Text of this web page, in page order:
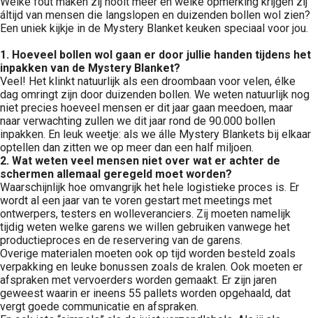
áltijd van mensen die langslopen en duizenden bollen wol zien?
Een uniek kijkje in de Mystery Blanket keuken speciaal voor jou.
1. Hoeveel bollen wol gaan er door jullie handen tijdens het
inpakken van de Mystery Blanket?
Veel! Het klinkt natuurlijk als een droombaan voor velen, élke
dag omringt zijn door duizenden bollen. We weten natuurlijk nog
niet precies hoeveel mensen er dit jaar gaan meedoen, maar
naar verwachting zullen we dit jaar rond de 90.000 bollen
inpakken. En leuk weetje: als we álle Mystery Blankets bij elkaar
optellen dan zitten we op meer dan een half miljoen.
2. Wat weten veel mensen niet over wat er achter de
schermen allemaal geregeld moet worden?
Waarschijnlijk hoe omvangrijk het hele logistieke proces is. Er
wordt al een jaar van te voren gestart met meetings met
ontwerpers, testers en wolleveranciers. Zij moeten namelijk
tijdig weten welke garens we willen gebruiken vanwege het
productieproces en de reservering van de garens.
Overige materialen moeten ook op tijd worden besteld zoals
verpakking en leuke bonussen zoals de kralen. Ook moeten er
afspraken met vervoerders worden gemaakt. Er zijn jaren
geweest waarin er ineens 55 pallets worden opgehaald, dat
vergt goede communicatie en afspraken.